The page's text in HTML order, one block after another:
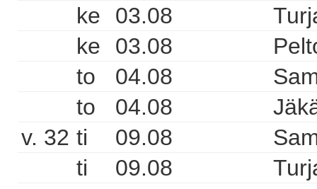
ke
03.08
ke
03.08
to
04.08
to
04.08
v. 32 ti 09.08
ti
09.08